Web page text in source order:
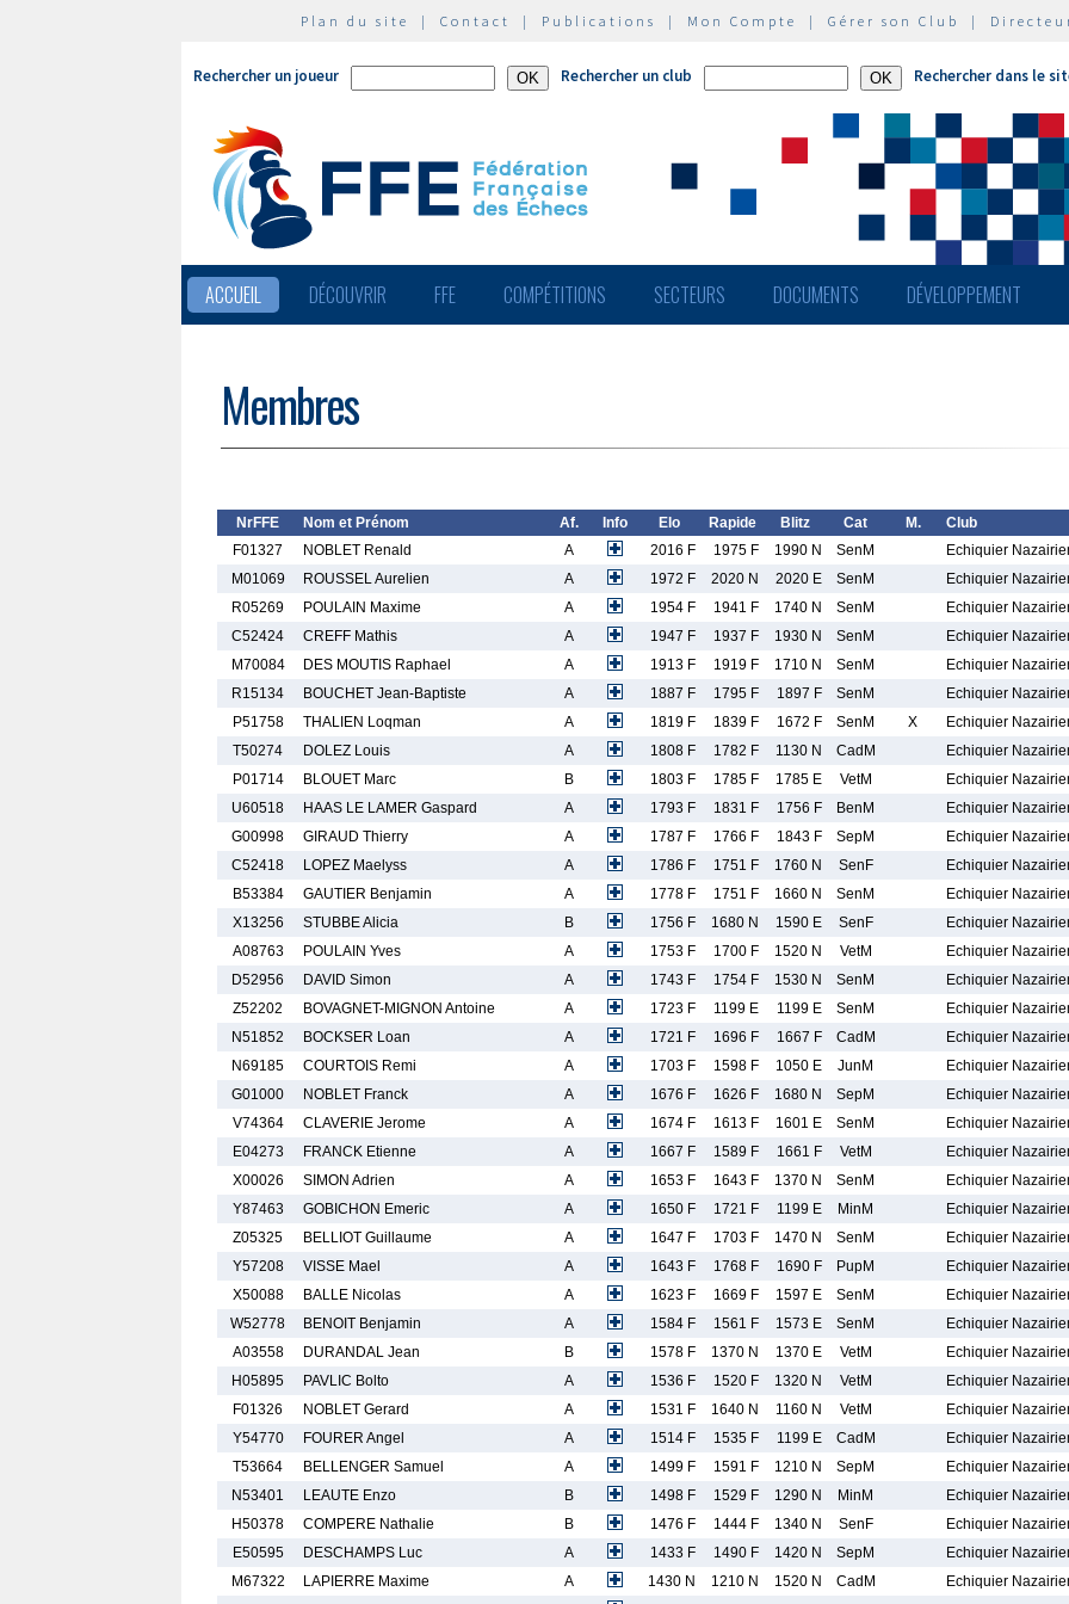
Plan du site | Contact | Publications | Mon Compte | Gérer son Club |
Rechercher un joueur Rechercher un club Rechercher dans le
ACCUEIL DÉCOUVRIR FFE COMPÉTITIONS SECTEURS DOCUMENTS DÉVELOPPEMENT
Membres
NrFFE Nom et Prénom Af. Info Elo Rapide Blitz Cat M.
Club
F01327
NOBLET Renald A 2016 F 1975 F 1990 N SenM
Echiquier
M01069
ROUSSEL Aurelien A 1972 F 2020 N 2020 E SenM
Echiquier
R05269
POULAIN Maxime A 1954 F 1941 F 1740 N SenM
Echiquier
C52424
CREFF Mathis A 1947 F 1937 F 1930 N SenM
Echiquier
M70084
DES MOUTIS Raphael A 1913 F 1919 F 1710 N SenM
Echiquier
R15134
BOUCHET Jean-Baptiste A 1887 F 1795 F 1897 F SenM
Echiquier
P51758
THALIEN Loqman A 1819 F 1839 F 1672 F SenM X
Echiquier
T50274
DOLEZ Louis A 1808 F 1782 F 1130 N CadM
Echiquier
P01714
BLOUET Marc B 1803 F 1785 F 1785 E VetM
Echiquier
U60518
HAAS LE LAMER Gaspard A 1793 F 1831 F 1756 F BenM
Echiquier
G00998
GIRAUD Thierry A 1787 F 1766 F 1843 F SepM
Echiquier
C52418
LOPEZ Maelyss A 1786 F 1751 F 1760 N SenF
Echiquier
B53384
GAUTIER Benjamin A 1778 F 1751 F 1660 N SenM
Echiquier
X13256
STUBBE Alicia B 1756 F 1680 N 1590 E SenF
Echiquier
A08763
POULAIN Yves A 1753 F 1700 F 1520 N VetM
Echiquier
D52956
DAVID Simon A 1743 F 1754 F 1530 N SenM
Echiquier
Z52202
BOVAGNET-MIGNON Antoine A 1723 F 1199 E 1199 E SenM
Echiquier
N51852
BOCKSER Loan A 1721 F 1696 F 1667 F CadM
Echiquier
N69185
COURTOIS Remi A 1703 F 1598 F 1050 E JunM
Echiquier
G01000
NOBLET Franck A 1676 F 1626 F 1680 N SepM
Echiquier
V74364
CLAVERIE Jerome A 1674 F 1613 F 1601 E SenM
Echiquier
E04273
FRANCK Etienne A 1667 F 1589 F 1661 F VetM
Echiquier
X00026
SIMON Adrien A 1653 F 1643 F 1370 N SenM
Echiquier
Y87463
GOBICHON Emeric A 1650 F 1721 F 1199 E MinM
Echiquier
Z05325
BELLIOT Guillaume A 1647 F 1703 F 1470 N SenM
Echiquier
Y57208
VISSE Mael A 1643 F 1768 F 1690 F PupM
Echiquier
X50088
BALLE Nicolas A 1623 F 1669 F 1597 E SenM
Echiquier
W52778
BENOIT Benjamin A 1584 F 1561 F 1573 E SenM
Echiquier
A03558
DURANDAL Jean B 1578 F 1370 N 1370 E VetM
Echiquier
H05895
PAVLIC Bolto A 1536 F 1520 F 1320 N VetM
Echiquier
F01326
NOBLET Gerard A 1531 F 1640 N 1160 N VetM
Echiquier
Y54770
FOURER Angel A 1514 F 1535 F 1199 E CadM
Echiquier
T53664
BELLENGER Samuel A 1499 F 1591 F 1210 N SepM
Echiquier
N53401
LEAUTE Enzo B 1498 F 1529 F 1290 N MinM
Echiquier
H50378
COMPERE Nathalie B 1476 F 1444 F 1340 N SenF
Echiquier
E50595
DESCHAMPS Luc A 1433 F 1490 F 1420 N SepM
Echiquier
M67322
LAPIERRE Maxime A 1430 N 1210 N 1520 N CadM
Echiquier